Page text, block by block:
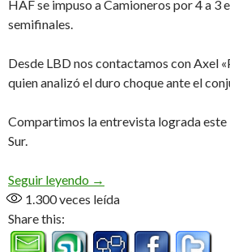
HAF se impuso a Camioneros por 4 a 3
semifinales.
Desde LBD nos contactamos con Axel
quien analizó el duro choque ante el
Compartimos la entrevista lograda este
Sur.
Seguir leyendo «Fue todo el partido
→
1.300veces leída
Share this: